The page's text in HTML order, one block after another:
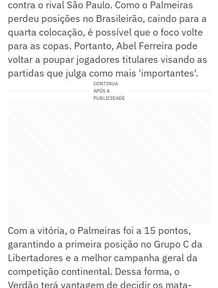
contra o rival São Paulo. Como o Palmeiras
perdeu posições no Brasileirão, caindo para a
quarta colocação, é possível que o foco volte
para as copas. Portanto, Abel Ferreira pode
voltar a poupar jogadores titulares visando as
partidas que julga como mais 'importantes'.
CONTINUA
APÓS A
PUBLICIDADE
Com a vitória, o Palmeiras foi a 15 pontos,
garantindo a primeira posição no Grupo C da
Libertadores e a melhor campanha geral da
competição continental. Dessa forma, o
Verdão terá vantagem de decidir os mata-